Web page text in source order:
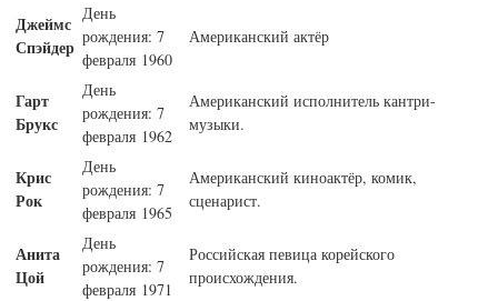
Джеймс
Спэйдер
День
рождения: 7
февраля 1960
Американский актёр
Гарт
Брукс
День
рождения: 7
февраля 1962
Американский исполнитель кантри-
музыки.
Крис
Рок
День
рождения: 7
февраля 1965
Американский киноактёр, комик,
сценарист.
Анита
Цой
День
рождения: 7
февраля 1971
Российская певица корейского
происхождения.